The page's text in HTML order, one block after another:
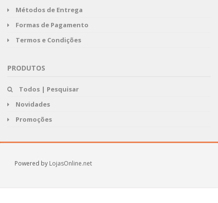
Métodos de Entrega
Formas de Pagamento
Termos e Condições
PRODUTOS
Todos | Pesquisar
Novidades
Promoções
Powered by LojasOnline.net